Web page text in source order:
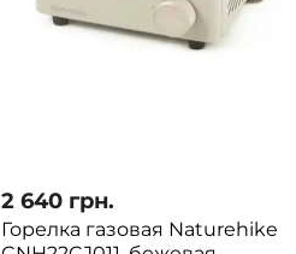
2 640 грн.
Горелка газовая Naturehike